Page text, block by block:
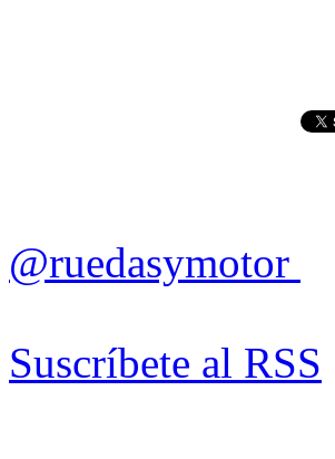
@ruedasymotor
Suscríbete al RSS